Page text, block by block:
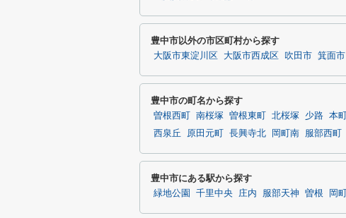
豊中市以外の市区町村から探す
大阪市東淀川区 大阪市西成区 吹田市 箕面市
豊中市の町名から探す
曽根西町 南桜塚 曽根東町 北桜塚 少路 本町
西泉丘
原田元町 長興寺北 岡町南 服部西町
豊中市にある駅から探す
緑地公園 千里中央 庄内 服部天神 曽根 岡町